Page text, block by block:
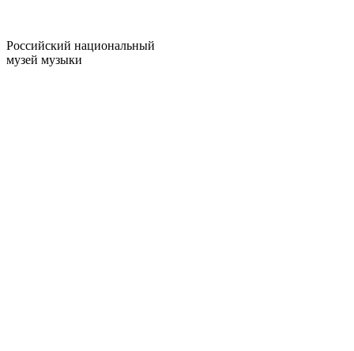
Российский национальный
музей музыки